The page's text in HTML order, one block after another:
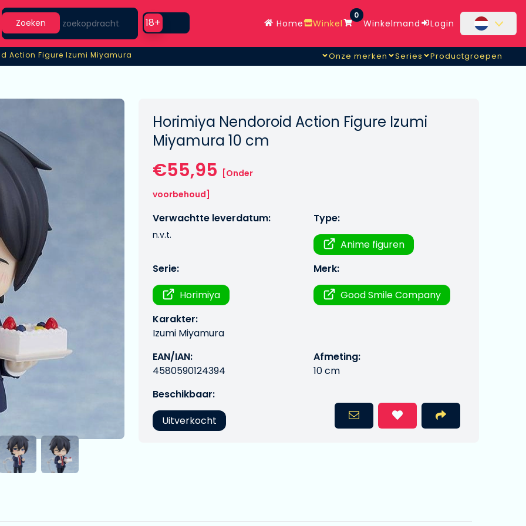
Search
Zoeken
Use setting
18+ Home Winkel
0
Winkelmand Login
Action Figure Izumi Miyamura
Action Figure Izumi Miyamura Onze merken Series Productgroepen
Horimiya Nendoroid Action Figure Izumi
Miyamura 10 cm
€55,95
[Onder
voorbehoud]
Verwachtte leverdatum:
n.v.t.
Type:
Anime figuren
Serie:
Horimiya
Merk:
Good Smile Company
Karakter:
Izumi Miyamura
EAN/IAN:
4580590124394
Afmeting:
10 cm
Beschikbaar:
Uitverkocht